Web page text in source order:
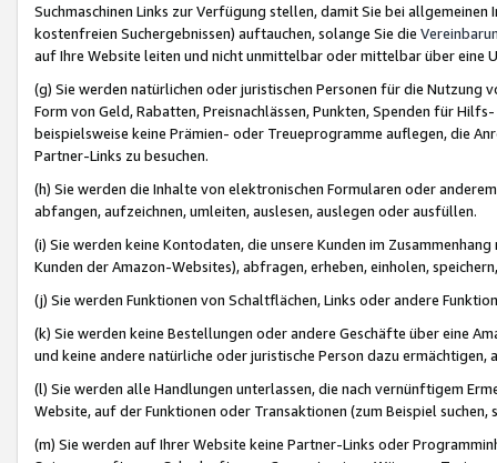
Suchmaschinen Links zur Verfügung stellen, damit Sie bei
kostenfreien Suchergebnissen) auftauchen, solange Sie die
auf Ihre Website leiten und nicht unmittelbar oder mittelbar über eine
(g) Sie werden natürlichen oder juristischen Personen für die Nutzung
Form von Geld, Rabatten, Preisnachlässen, Punkten, Spenden für
beispielsweise keine Prämien- oder Treueprogramme auflegen, die
Partner-Links zu besuchen.
(h) Sie werden die Inhalte von elektronischen Formularen oder
abfangen, aufzeichnen, umleiten, auslesen, auslegen oder ausfüllen.
(i) Sie werden keine Kontodaten, die unsere Kunden im
Kunden der Amazon-Websites), abfragen, erheben, einholen,
(j) Sie werden Funktionen von Schaltflächen, Links oder andere
(k) Sie werden keine Bestellungen oder andere Geschäfte über eine
und keine andere natürliche oder juristische Person dazu
(l) Sie werden alle Handlungen unterlassen, die nach vernünftigem
Website, auf der Funktionen oder Transaktionen (zum Beispiel
(m) Sie werden auf Ihrer Website keine Partner-Links oder